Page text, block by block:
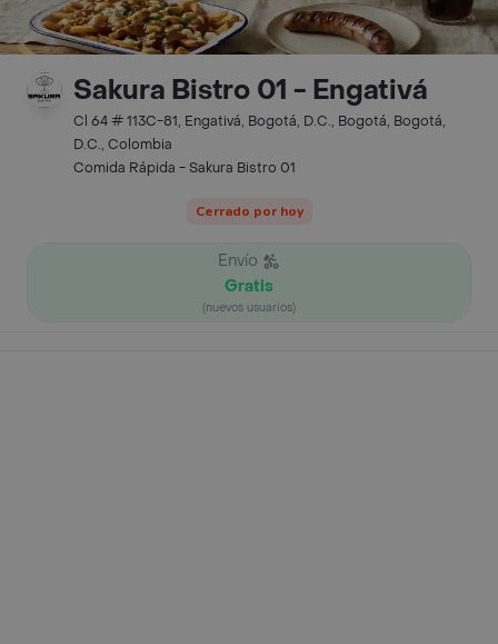
Sakura Bistro 01 - Engativá
Cl 64 # 113C-81, Engativá, Bogotá, D.C., Bogotá, Bogotá,
D.C., Colombia
Comida Rápida - Sakura Bistro 01
Cerrado por hoy
Envío
Gratis
(nuevos usuarios)